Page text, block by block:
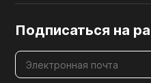
Подписаться на